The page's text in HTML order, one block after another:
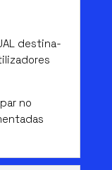
destina-
no